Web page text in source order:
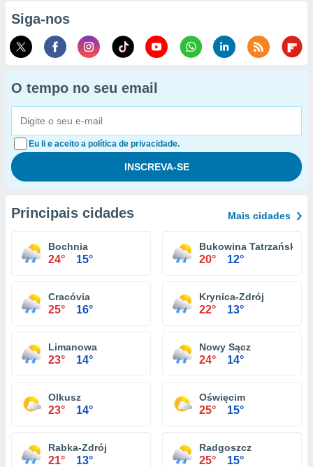
Siga-nos
O tempo no seu email
Eu li e aceito a política de privacidade.
Principais cidades Mais cidades
Bochnia
24° 15°
Bukowina Tatrzańska
20° 12°
Cracóvia
25° 16°
Krynica-Zdrój
22° 13°
Limanowa
23° 14°
Nowy Sącz
24° 14°
Olkusz
23° 14°
Oświęcim
25° 15°
Rabka-Zdrój
21° 13°
Radgoszcz
25° 15°